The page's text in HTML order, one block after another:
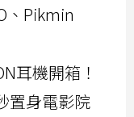
、Pikmin
耳機開箱！
置身電影院